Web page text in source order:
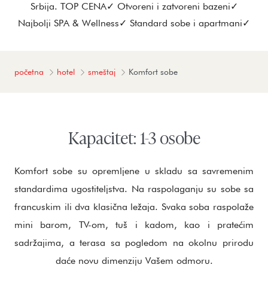
Srbija. TOP CENA✓ Otvoreni i zatvoreni bazeni✓
Najbolji SPA & Wellness✓ Standard sobe i apartmani✓
početna hotel smeštaj Komfort sobe
Kapacitet: 1-3 osobe
Komfort sobe su opremljene u skladu sa savremenim
standardima ugostiteljstva. Na raspolaganju su sobe sa
francuskim ili dva klasična ležaja. Svaka soba raspolaže
mini barom, TV-om, tuš i kadom, kao i pratećim
sadržajima, a terasa sa pogledom na okolnu prirodu
daće novu dimenziju Vašem odmoru.